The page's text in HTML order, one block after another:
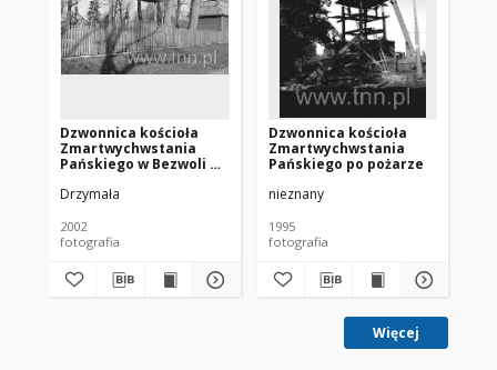
Dzwonnica kościoła
Zmartwychwstania
Pańskiego w Bezwoli po
Drzymała
2002
fotografia
Dzwonnica kościoła
Zmartwychwstania
Pańskiego po pożarze
nieznany
1995
fotografia
Więcej